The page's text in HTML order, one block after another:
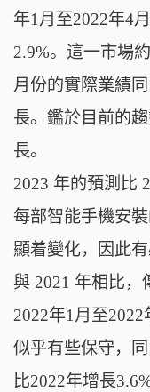
年1月至2022年4
2.9%。這一市場
月份的實際業績
長。鑑於目前的
長。
2023 年的預測比
每部智能手機安
顯着變化，因此
與 2021 年相比，
2022年1月至
似乎有些保守，
比2022年增長